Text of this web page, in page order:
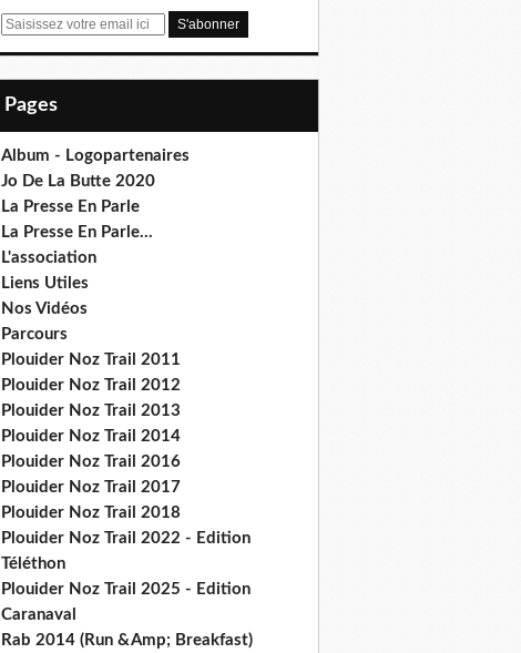
E
Pages
Album - Logopartenaires
Jo De La Butte 2020
La Presse En Parle
La Presse En Parle...
L'association
Liens Utiles
Nos Vidéos
Parcours
Plouider Noz Trail 2011
Plouider Noz Trail 2012
Plouider Noz Trail 2013
Plouider Noz Trail 2014
Plouider Noz Trail 2016
Plouider Noz Trail 2017
Plouider Noz Trail 2018
Plouider Noz Trail 2022 - Edition
Téléthon
Plouider Noz Trail 2025 - Edition
Caranaval
Rab 2014 (Run &Amp; Breakfast)